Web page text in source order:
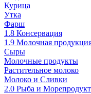
Курица
Утка
Фарш
1.8 Консервация
1.9 Молочная
Сыры
Молочные продукты
Растительное молоко
Молоко и Сливки
2.0 Рыба и